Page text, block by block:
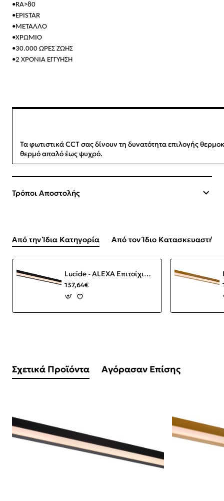
•RA>80
•EPISTAR
•ΜΕΤΑΛΛΟ
•ΧΡΩΜΙΟ
•30.000 ΩΡΕΣ ΖΩΗΣ
•2 ΧΡΟΝΙΑ ΕΓΓΥΗΣΗ
Τα φωτιστικά CCT σας δίνουν τη δυνατότητα επιλογής
θερμό απαλό έως ψυχρό.
Τρόποι Αποστολής
Από την Ίδια Κατηγορία Από τον Ίδιο Κατασκευαστή
Lucide - ALEXA Επιτοίχιο Φωτιστικό LED Μαύρο Ματ (Black Mat) 3000 K
137,64€
Σχετικά Προϊόντα Αγόρασαν Επίσης